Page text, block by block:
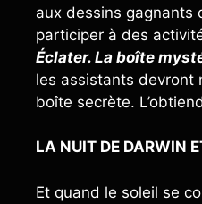
aux dessins gagnants
participer à des
Éclater. La boîte
les assistants devront
boîte secrète.
LA NUIT DE DARWIN
Et quand le soleil se